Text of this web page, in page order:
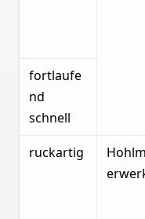
fortlaufe
nd
schnell
ruckartig